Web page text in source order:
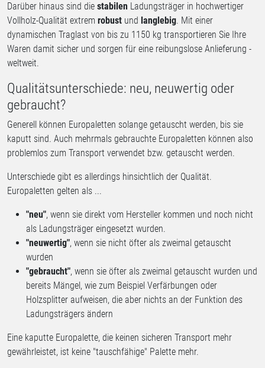
Darüber hinaus sind die stabilen Ladungsträger in hochwertiger
Vollholz-Qualität extrem robust und langlebig. Mit einer
dynamischen Traglast von bis zu 1150 kg transportieren Sie Ihre
Waren damit sicher und sorgen für eine reibungslose Anlieferung -
weltweit.
Qualitätsunterschiede: neu, neuwertig oder
gebraucht?
Generell können Europaletten solange getauscht werden, bis sie
kaputt sind. Auch mehrmals gebrauchte Europaletten können also
problemlos zum Transport verwendet bzw. getauscht werden.
Unterschiede gibt es allerdings hinsichtlich der Qualität.
Europaletten gelten als ...
"neu", wenn sie direkt vom Hersteller kommen und noch nicht
als Ladungsträger eingesetzt wurden.
"neuwertig", wenn sie nicht öfter als zweimal getauscht
wurden
"gebraucht", wenn sie öfter als zweimal getauscht wurden und
bereits Mängel, wie zum Beispiel Verfärbungen oder
Holzsplitter aufweisen, die aber nichts an der Funktion des
Ladungsträgers ändern
Eine kaputte Europalette, die keinen sicheren Transport mehr
gewährleistet, ist keine "tauschfähige" Palette mehr.